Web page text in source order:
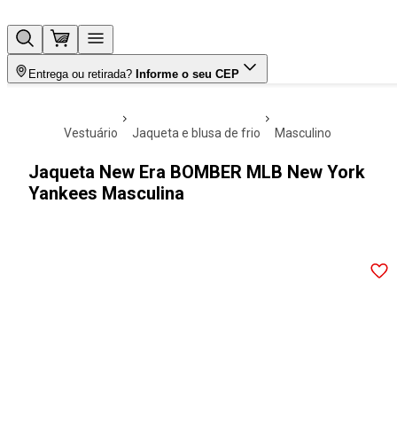
Entrega ou retirada? Informe o seu CEP
vestuário jaqueta e blusa de frio masculino
Jaqueta New Era BOMBER MLB New York
Yankees Masculina